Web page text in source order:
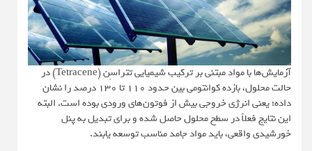
آزمایش‌ها با مواد مبتنی بر ترکیب شیمیایی تتراسِن (Tetracene) در
حالت محلول، بازده کوانتومی بین حدود ۱۱۰ تا ۱۳۰ درصد را نشان
داده؛ یعنی انرژی خروجی بیش از فوتون‌های ورودی بوده است. البته
این نتایج فعلاً در سطح محلول حاصل شده و برای تبدیل به پنل
خورشیدی واقعی، باید مواد جامد مناسب توسعه یابند.